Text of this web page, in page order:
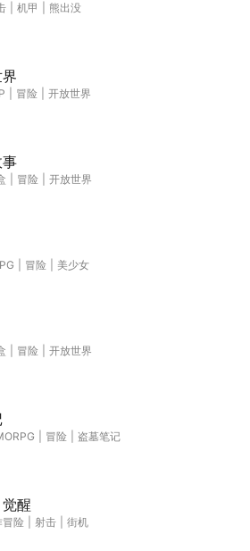
机甲
熊出没
冒险
开放世界
冒险
开放世界
冒险
美少女
冒险
开放世界
冒险
盗墓笔记
醒
冒险 射击
街机